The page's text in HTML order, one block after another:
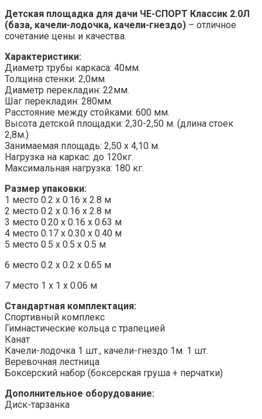
Детская площадка для дачи ЧЕ-СПОРТ Классик 2.0Л
(база, качели-лодочка, качели-гнездо) – отличное
сочетание цены и качества.
Характеристики:
Диаметр трубы каркаса: 40мм.
Толщина стенки: 2,0мм.
Диаметр перекладин: 22мм.
Шаг перекладин: 280мм.
Расстояние между стойками: 600 мм.
Высота детской площадки: 2,30-2,50 м. (длина стоек
2,8м.)
Занимаемая площадь: 2,50 х 4,10 м.
Нагрузка на каркас: до 120кг.
Максимальная нагрузка: 180 кг.
Размер упаковки:
1 место 0.2 х 0.16 х 2.8 м
2 место 0.2 х 0.16 х 2.8 м
3 место 0.20 х 0.16 х 0.63 м
4 место 0.17 х 0.30 х 0.40 м
5 место 0.5 х 0.5 х 0.5 м
6 место 0.2 х 0.2 х 0.65 м
7 место 1 х 1 х 0.06 м
Стандартная комплектация:
Спортивный комплекс
Гимнастические кольца с трапецией
Канат
Качели-лодочка 1 шт., качели-гнездо 1м. 1 шт.
Веревочная лестница
Боксерский набор (боксерская груша + перчатки)
Дополнительное оборудование:
Диск-тарзанка